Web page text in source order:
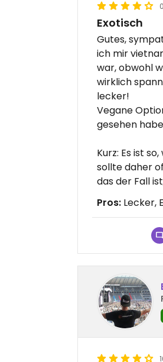
Exotisch
Gutes,
ich mir
war, obwohl
wirklich
lecker!
Vegane
gesehen
Kurz: Es ist
sollte daher
das der Fall
Pros: Lecker,